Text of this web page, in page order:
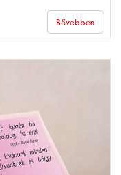
Bővebben